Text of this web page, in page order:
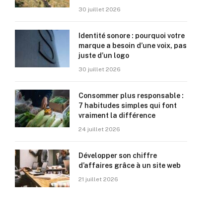
30 juillet 2026
Identité sonore : pourquoi votre
marque a besoin d’une voix, pas
juste d’un logo
30 juillet 2026
Consommer plus responsable :
7 habitudes simples qui font
vraiment la différence
24 juillet 2026
Développer son chiffre
d’affaires grâce à un site web
21 juillet 2026